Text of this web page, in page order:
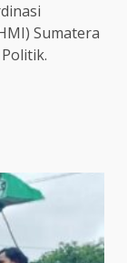
Sumatera